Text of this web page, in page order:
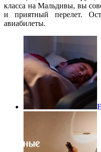
класса на Мальдивы, вы
и приятный перелет.
авиабилеты.